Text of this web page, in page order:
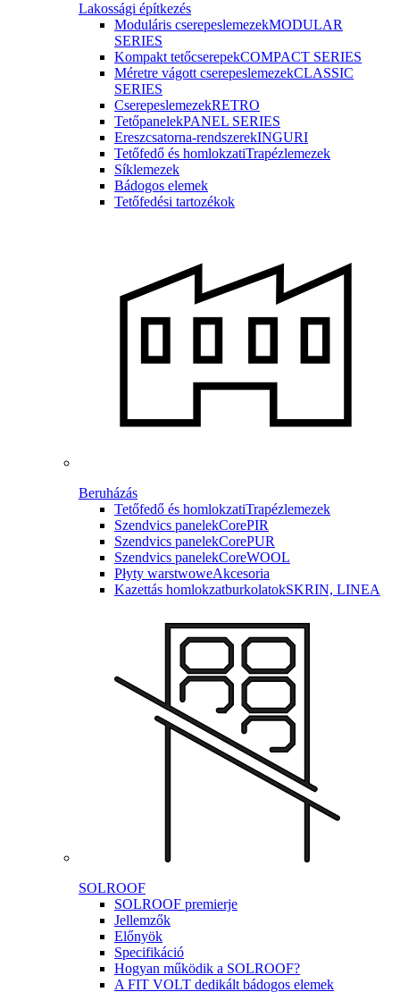
Lakossági építkezés
Moduláris cserepeslemezekMODULAR
SERIES
Kompakt tetőcserepekCOMPACT SERIES
Méretre vágott cserepeslemezekCLASSIC
SERIES
CserepeslemezekRETRO
TetőpanelekPANEL SERIES
Ereszcsatorna-rendszerekINGURI
Tetőfedő és homlokzatiTrapézlemezek
Síklemezek
Bádogos elemek
Tetőfedési tartozékok
Beruházás
Tetőfedő és homlokzatiTrapézlemezek
Szendvics panelekCorePIR
Szendvics panelekCorePUR
Szendvics panelekCoreWOOL
Płyty warstwoweAkcesoria
Kazettás homlokzatburkolatokSKRIN, LINEA
SOLROOF
SOLROOF premierje
Jellemzők
Előnyök
Specifikáció
Hogyan működik a SOLROOF?
A FIT VOLT dedikált bádogos elemek